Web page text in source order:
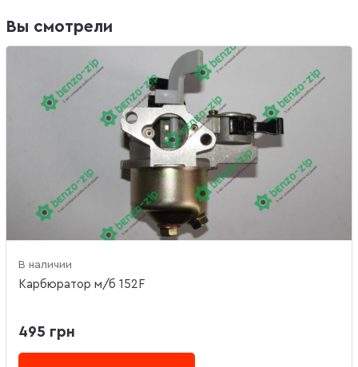
Вы смотрели
В наличии
Карбюратор м/б 152F
495 грн